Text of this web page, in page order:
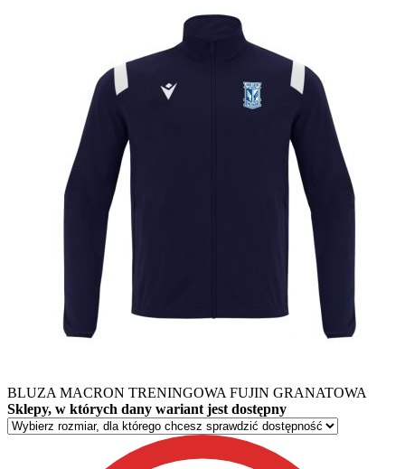
BLUZA MACRON TRENINGOWA FUJIN GRANATOWA
Sklepy, w których dany wariant jest dostępny